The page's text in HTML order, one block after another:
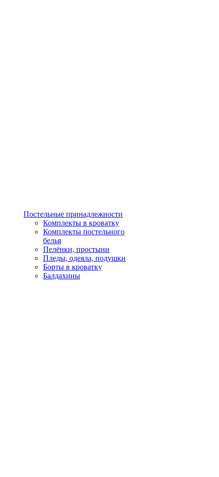
Постельные принадлежности
Комплекты в кроватку
Комплекты постельного
белья
Пелёнки, простыни
Пледы, одеяла, подушки
Борты в кроватку
Балдахины